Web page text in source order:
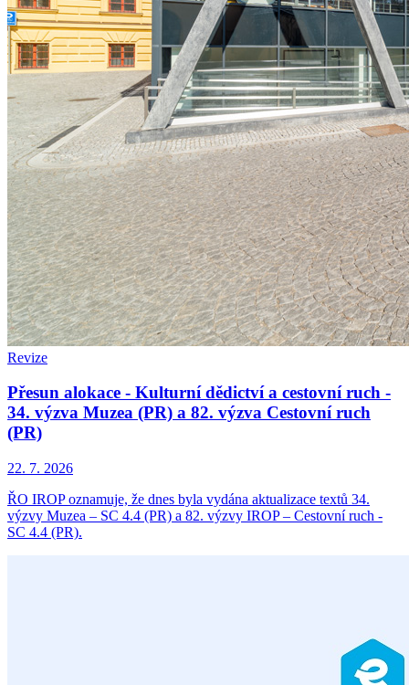
Revize
Přesun alokace - Kulturní dědictví a cestovní ruch -
34. výzva Muzea (PR) a 82. výzva Cestovní ruch
(PR)
22. 7. 2026
ŘO IROP oznamuje, že dnes byla vydána aktualizace textů 34.
výzvy Muzea – SC 4.4 (PR) a 82. výzvy IROP – Cestovní ruch -
SC 4.4 (PR).